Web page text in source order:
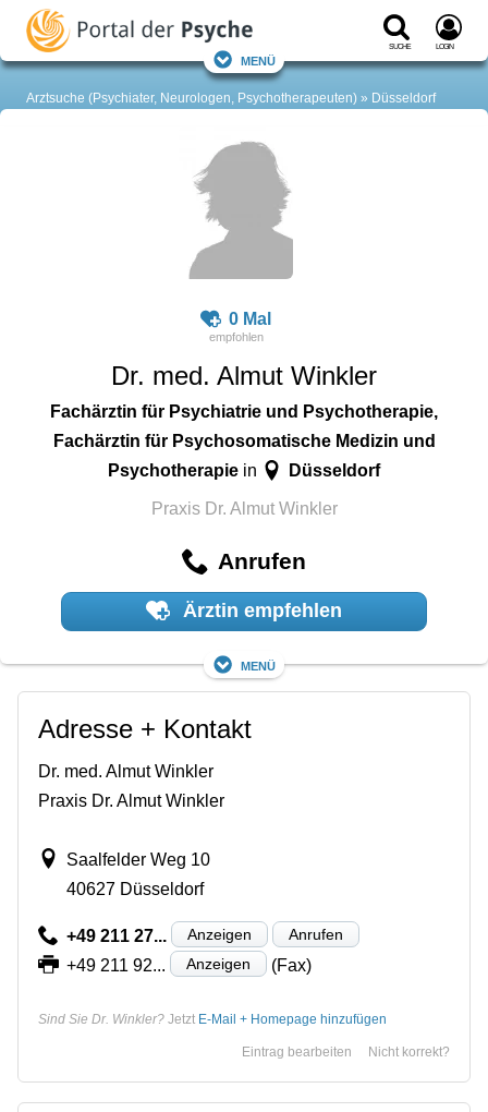
Suche Login
Menü
Arztsuche (Psychiater, Neurologen, Psychotherapeuten) Düsseldorf
0 Mal
Dr. med. Almut Winkler
Fachärztin für Psychiatrie und Psychotherapie,
Fachärztin für Psychosomatische Medizin und
Psychotherapiein Düsseldorf
Praxis Dr. Almut Winkler
Anrufen
Ärztin empfehlen
Menü
Adresse + Kontakt
Dr. med. Almut Winkler
Praxis Dr. Almut Winkler
Saalfelder Weg 10
40627 Düsseldorf
+49 211 27... Anzeigen Anrufen
+49 211 92... Anzeigen (Fax)
Sind Sie Dr. Winkler? Jetzt E-Mail + Homepage hinzufügen
Nicht korrekt?
Eintrag bearbeiten